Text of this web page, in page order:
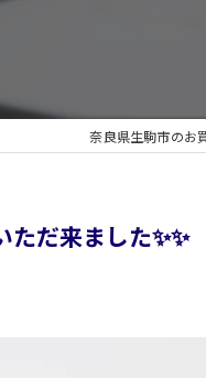
奈良県生駒市のお
だ来ました✨✨